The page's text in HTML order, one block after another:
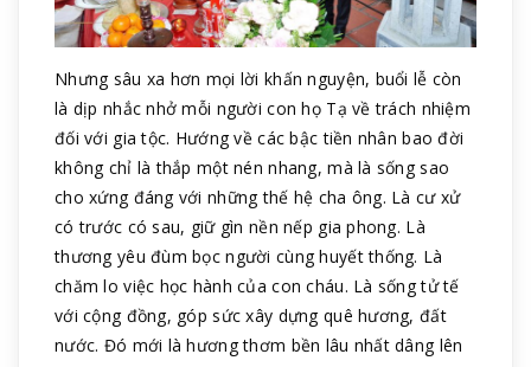
Nhưng sâu xa hơn mọi lời khấn nguyện, buổi lễ còn
là dịp nhắc nhở mỗi người con họ Tạ về trách nhiệm
đối với gia tộc. Hướng về các bậc tiền nhân bao đời
không chỉ là thắp một nén nhang, mà là sống sao
cho xứng đáng với những thế hệ cha ông. Là cư xử
có trước có sau, giữ gìn nền nếp gia phong. Là
thương yêu đùm bọc người cùng huyết thống. Là
chăm lo việc học hành của con cháu. Là sống tử tế
với cộng đồng, góp sức xây dựng quê hương, đất
nước. Đó mới là hương thơm bền lâu nhất dâng lên